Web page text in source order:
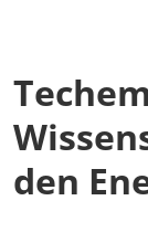
den